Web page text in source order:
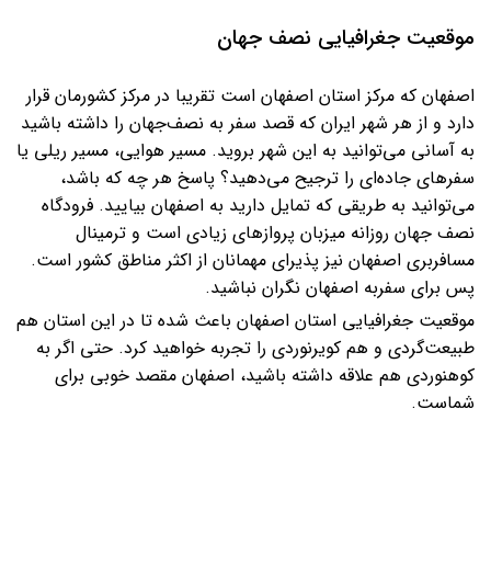
موقعیت جغرافیایی نصف جهان
اصفهان که مرکز استان اصفهان است تقریبا در مرکز کشورمان قرار
دارد و از هر شهر ایران که قصد سفر به نصف‌جهان را داشته باشید
به آسانی می‌توانید به این شهر بروید. مسیر هوایی، مسیر ریلی یا
سفرهای جاده‌ای را ترجیح می‌دهید؟ پاسخ هر چه که باشد،
می‌توانید به طریقی که تمایل دارید به اصفهان بیایید. فرودگاه
نصف جهان روزانه میزبان پروازهای زیادی است و ترمینال
مسافربری اصفهان نیز پذیرای مهمانان از اکثر مناطق کشور است.
پس برای سفربه اصفهان نگران نباشید.
موقعیت جغرافیایی استان اصفهان باعث شده تا در این استان هم
طبیعت‌گردی و هم کویرنوردی را تجربه خواهید کرد. حتی اگر به
کوهنوردی هم علاقه داشته باشید، اصفهان مقصد خوبی برای
شماست.